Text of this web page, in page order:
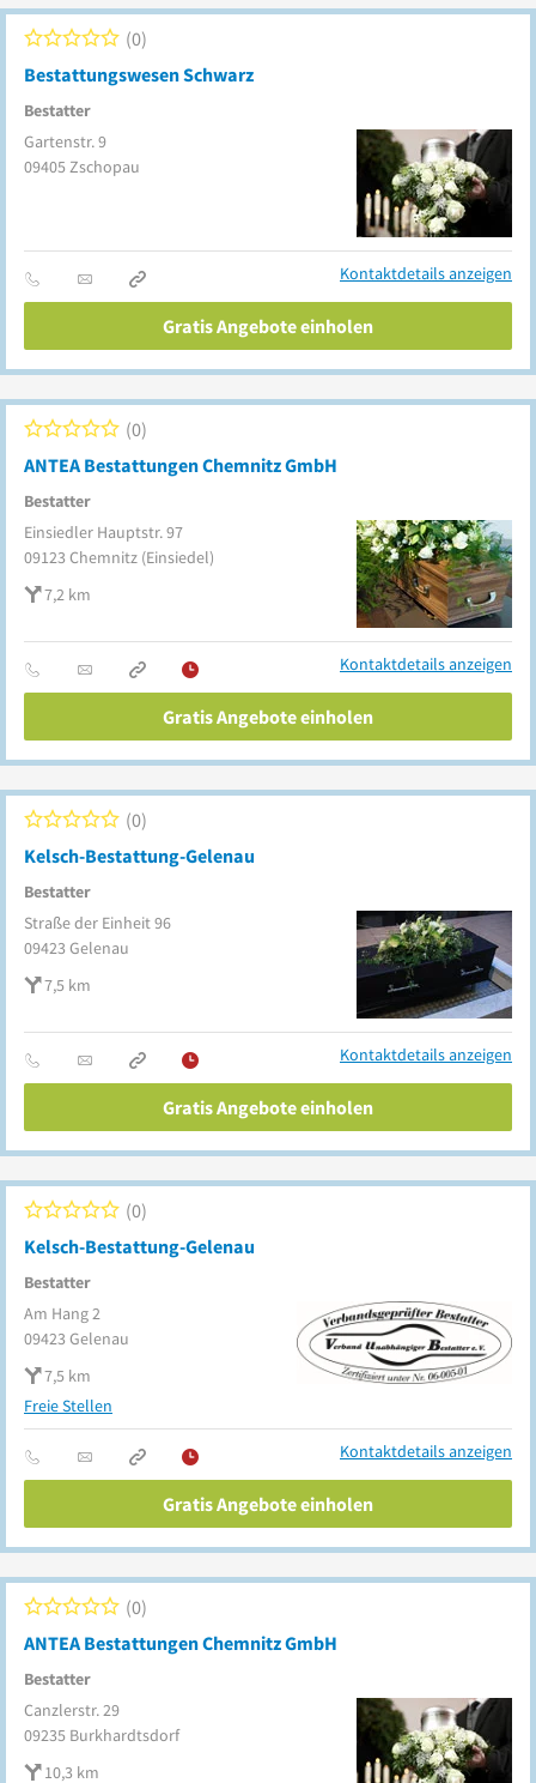
Bestattungswesen Schwarz
Bestatter
0
Gartenstr. 9
09405Zschopau
Kontaktdetails anzeigen
Gratis Angebote einholen
ANTEA Bestattungen Chemnitz GmbH
Bestatter
0
Einsiedler Hauptstr. 97
09123 Chemnitz (Einsiedel)
7,2 km
Kontaktdetails anzeigen
Gratis Angebote einholen
Kelsch-Bestattung-Gelenau
Bestatter
0
Straße der Einheit 96
09423 Gelenau
7,5 km
Kontaktdetails anzeigen
Gratis Angebote einholen
Kelsch-Bestattung-Gelenau
Bestatter
0
Am Hang 2
09423 Gelenau
7,5 km
Freie Stellen
Kontaktdetails anzeigen
Gratis Angebote einholen
ANTEA Bestattungen Chemnitz GmbH
Bestatter
0
Canzlerstr. 29
09235 Burkhardtsdorf
10,3 km